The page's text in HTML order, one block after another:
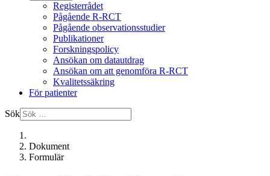
Registerrådet
Pågående R-RCT
Pågående observationsstudier
Publikationer
Forskningspolicy
Ansökan om datautdrag
Ansökan om att genomföra R-RCT
Kvalitetssäkring
För patienter
Sök
Dokument
Formulär